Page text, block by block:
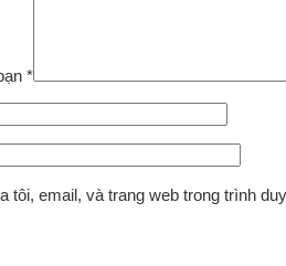
*
tôi, email, và trang web trong trình